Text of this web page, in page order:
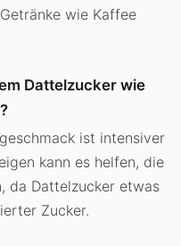
wie Kaffee
Dattelzucker wie
ist intensiver
kann es helfen, die
da Dattelzucker etwas
Zucker.